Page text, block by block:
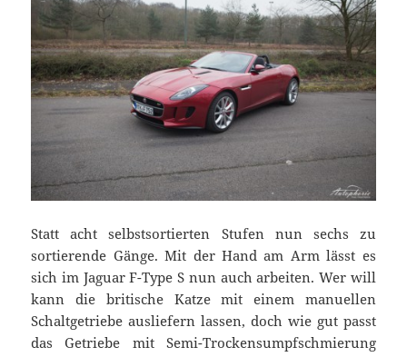
Statt acht selbstsortierten Stufen nun sechs zu
sortierende Gänge. Mit der Hand am Arm lässt es
sich im Jaguar F-Type S nun auch arbeiten. Wer will
kann die britische Katze mit einem manuellen
Schaltgetriebe ausliefern lassen, doch wie gut passt
das Getriebe mit Semi-Trockensumpfschmierung